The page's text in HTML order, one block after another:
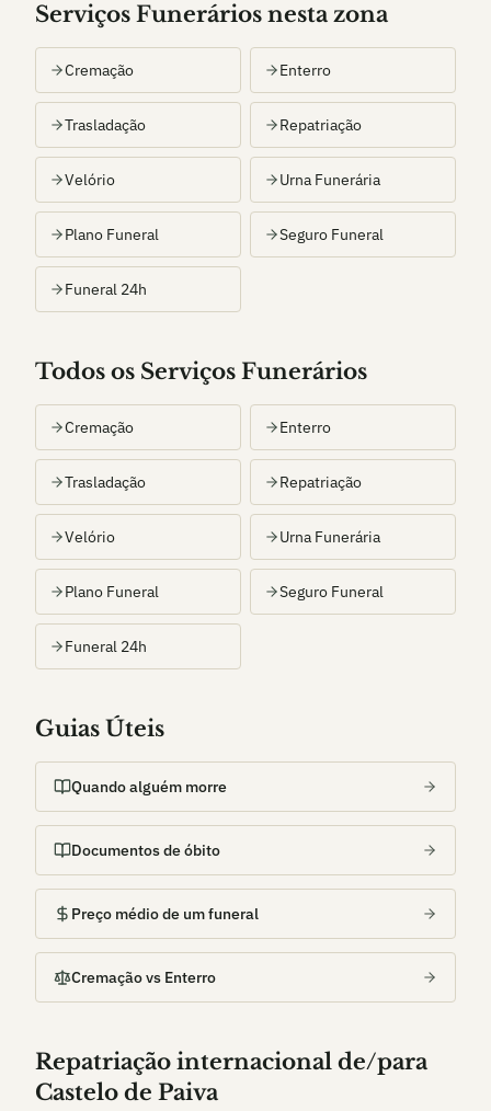
Serviços Funerários nesta zona
Cremação Enterro
Trasladação Repatriação
Velório Urna Funerária
Plano Funeral Seguro Funeral
Funeral 24h
Todos os Serviços Funerários
Cremação Enterro
Trasladação Repatriação
Velório Urna Funerária
Plano Funeral Seguro Funeral
Funeral 24h
Guias Úteis
Quando alguém morre
Documentos de óbito
Preço médio de um funeral
Cremação vs Enterro
Repatriação internacional de/para
Castelo de Paiva